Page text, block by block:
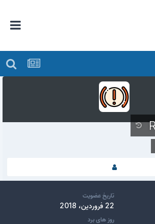
تاریخ عضویت
22 فروردین، 2018
روز های برد